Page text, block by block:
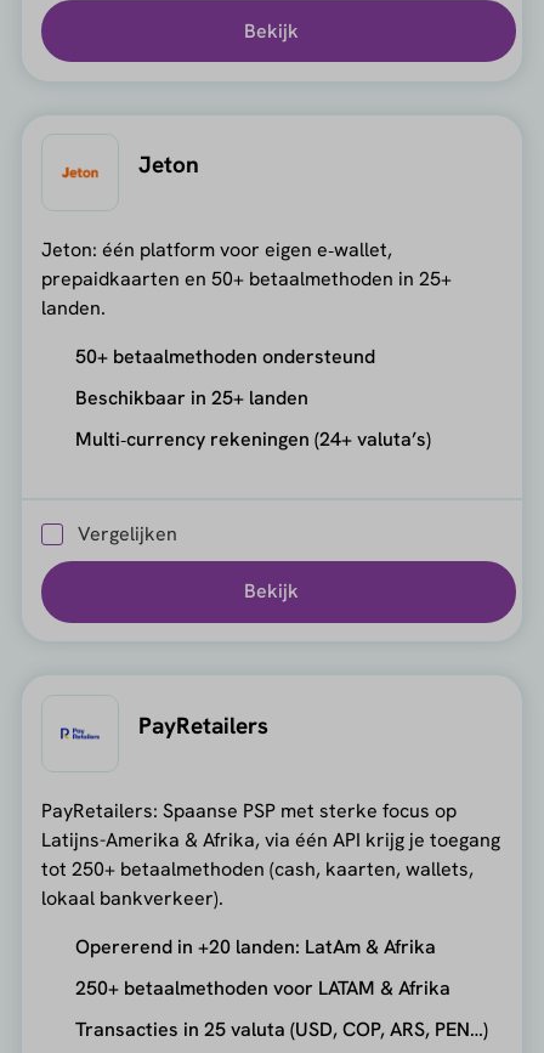
Bekijk
Jeton
Jeton: één platform voor eigen e‑wallet,
prepaidkaarten en 50+ betaalmethoden in 25+
landen.
50+ betaalmethoden ondersteund
Beschikbaar in 25+ landen
Multi‑currency rekeningen (24+ valuta’s)
Vergelijken
Bekijk
PayRetailers
PayRetailers: Spaanse PSP met sterke focus op
Latijns-Amerika & Afrika, via één API krijg je toegang
tot 250+ betaalmethoden (cash, kaarten, wallets,
lokaal bankverkeer).
Opererend in +20 landen: LatAm & Afrika
250+ betaalmethoden voor LATAM & Afrika
Transacties in 25 valuta (USD, COP, ARS, PEN…)